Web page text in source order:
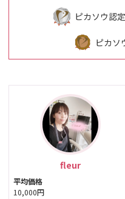
ピカソウ認
ピカソ
fleur
平均価格
10,000円